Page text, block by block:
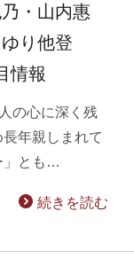
・山内惠
り他登
情報
の心に深く残
年親しまれて
」とも…
続きを読む